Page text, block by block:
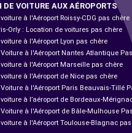
DE VOITURE AUX AÉROPORTS
à l'Aéroport Roissy-CDG pas chère
Orly : Location de voitures pas chère
à l'Aéroport Lyon pas chère
à l'Aéroport Nantes Atlantique
à l'Aéroport Marseille pas chère
à l'Aéroport de Nice pas chère
à l'Aéroport Paris Beauvais-Tillé
à l’aéroport de Bordeaux-
à l'Aéroport de Bâle-Mulhouse
à l'Aéroport Toulouse-Blagnac